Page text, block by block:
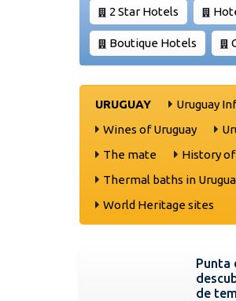
2 Star Hotels
Boutique Hotels
URUGUAY
Uruguay
Wines of Uruguay
The mate
History of
Thermal baths in
World Heritage sites
Punta
de